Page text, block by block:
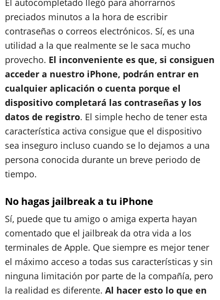
El autocompletado llegó para ahorrarnos
preciados minutos a la hora de escribir
contraseñas o correos electrónicos. Sí, es una
utilidad a la que realmente se le saca mucho
provecho. El inconveniente es que, si consiguen
acceder a nuestro iPhone, podrán entrar en
cualquier aplicación o cuenta porque el
dispositivo completará las contraseñas y los
datos de registro. El simple hecho de tener esta
característica activa consigue que el dispositivo
sea inseguro incluso cuando se lo dejamos a una
persona conocida durante un breve periodo de
tiempo.
No hagas jailbreak a tu iPhone
Sí, puede que tu amigo o amiga experta hayan
comentado que el jailbreak da otra vida a los
terminales de Apple. Que siempre es mejor tener
el máximo acceso a todas sus características y sin
ninguna limitación por parte de la compañía, pero
la realidad es diferente. Al hacer esto lo que en